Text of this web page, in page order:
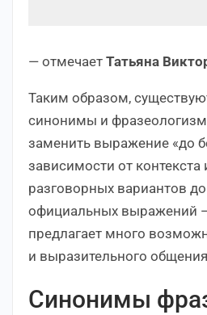
— отмечает Татьяна
Таким образом,
синонимы и
заменить выражение «до
зависимости от контекста
разговорных вариантов
официальных выражений
предлагает много
и выразительного
Синонимы